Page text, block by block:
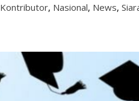
Kontributor, Nasional, News,